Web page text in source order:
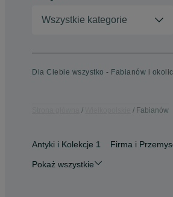
Wszystkie kategorie
Dla Ciebie wszystko - Fabianów i
Fabianów
Antyki i Kolekcje 1 Firma i
Pokaż wszystkie